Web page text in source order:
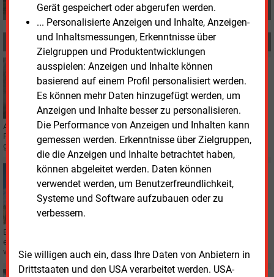
Gerät gespeichert oder abgerufen werden.
... Personalisierte Anzeigen und Inhalte, Anzeigen-
und Inhaltsmessungen, Erkenntnisse über
Zielgruppen und Produktentwicklungen
ausspielen: Anzeigen und Inhalte können
basierend auf einem Profil personalisiert werden.
Es können mehr Daten hinzugefügt werden, um
Anzeigen und Inhalte besser zu personalisieren.
Die Performance von Anzeigen und Inhalten kann
gemessen werden. Erkenntnisse über Zielgruppen,
die die Anzeigen und Inhalte betrachtet haben,
können abgeleitet werden. Daten können
verwendet werden, um Benutzerfreundlichkeit,
Systeme und Software aufzubauen oder zu
verbessern.
Sie willigen auch ein, dass Ihre Daten von Anbietern in
Drittstaaten und den USA verarbeitet werden. USA-
MEHR ZUM THEMA
Donnerstag, 17.04.2025, 17:56
PERSONALIE
Klimabewegung verliert Wolf von Fabeck
Am 15. April ist der Gründer und Ehrenvorsitzende des Solarenergie-
Fördervereins Deutschland (SFV), Wolf von Fabeck, im Alter von 89 Jahren
gestorben.
Montag, 15.07.2024, 11:27
POLITIK
Bundespräsident unterschreibt neues
Klimaschutzgesetz
Bundesverkehrsminister Wissing kann aufatmen. Er muss nun doch nicht
ein Sofortprogramm für mehr Klimaschutz in seinem Bereich vorlegen. Zu
verdanken hat er das dem Bundespräsidenten.